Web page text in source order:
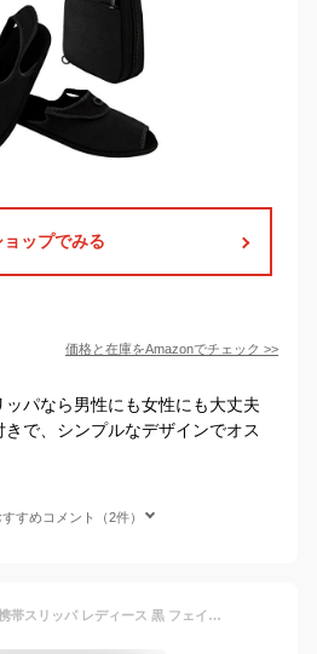
ョップでみる
価格と在庫をAmazonでチェック >>
パなら男性にも女性にも大丈夫
で、シンプルなデザインでオス
すめコメント（2件）
【期間限定★SALE】携帯スリッパ レディース 黒 フェイクレザー かかと 付き おしゃれ ママ フォーマル 黒 ブラック 折りたたみ スリッパ メンズ 洗える 携帯シューズ ルームシューズ オフィス 室内履き 入園 入学式 参観日 上履き 旅行 合皮【meru】